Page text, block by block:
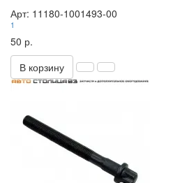
Арт: 11180-1001493-00
1
50 р.
В корзину